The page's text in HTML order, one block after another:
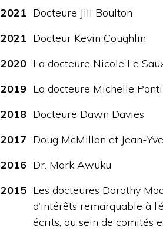
2021 Docteure Jill Boulton
2021 Docteur Kevin Coughlin
2020 La docteure Nicole Le
2019 La docteure Michelle Ponti
2018 Docteure Dawn Davies
2017 Doug McMillan et Jean-
2016 Dr. Mark Awuku
2015 Les docteures Dorothy
d’intérêts remarquable à
écrits, au sein de comités